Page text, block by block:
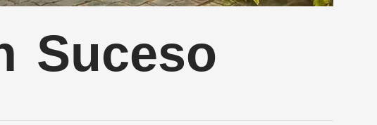
Suceso